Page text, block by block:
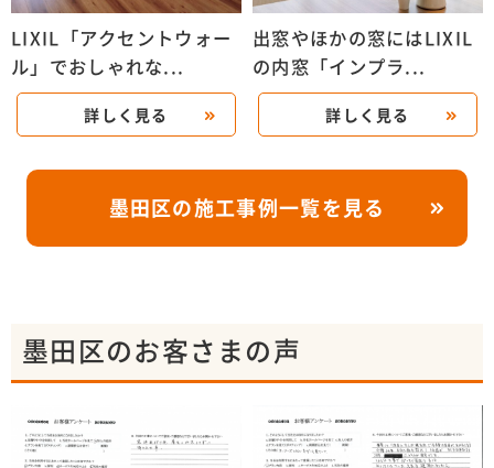
LIXIL「アクセントウォー
ル」でおしゃれな...
詳しく見る
出窓やほかの窓にはLIXIL
の内窓「インプラ...
詳しく見る
墨田区の施工事例一覧を見る
墨田区のお客さまの声